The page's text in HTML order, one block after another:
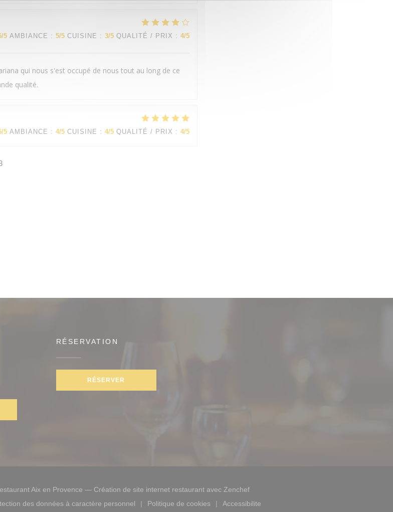
/5 AMBIANCE : 5/5 CUISINE : 3/5 QUALITÉ / PRIX : 4/5
qui nous s'est occupé de nous tout au long de ce
qualité.
/5 AMBIANCE : 4/5 CUISINE : 4/5 QUALITÉ / PRIX : 4/5
RÉSERVATION
RÉSERVER
Aix en Provence — Création de site internet restaurant avec Zenchef((ouvre une nouvelle fenêtre))
des données à caractère personnel
((ouvre une nouvelle fenêtre))
Politique de cookies
((ouvre une nouvelle fenêtre))
Accessibilite